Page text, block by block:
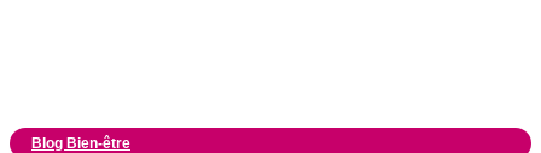
Blog Bien-être